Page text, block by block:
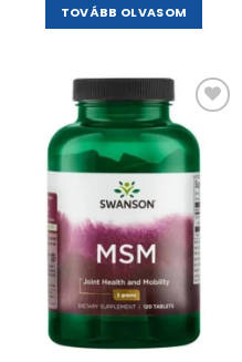
TOVÁBB OLVASOM
Kívánságlistához
adás